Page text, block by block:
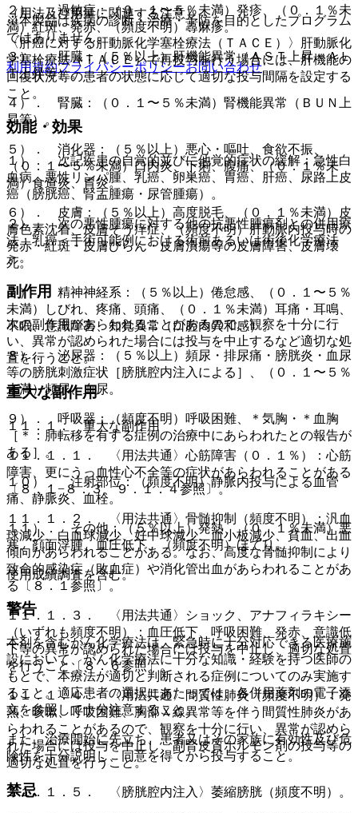
２）． 過敏症：（０．１〜５％未満）発疹、（０．１％未
満）紅斑、発赤、（頻度不明）蕁麻疹。
３）． 肝臓：（５％以上）肝機能異常（ＡＳＴ上昇・ＡＬ
Ｔ上昇等）。
４）． 腎臓：（０．１〜５％未満）腎機能異常（ＢＵＮ上
昇等）。
５）． 消化器：（５％以上）悪心・嘔吐、食欲不振、
（０．１〜５％未満）口内炎、下痢、腹痛、（０．１％未
満）食道炎、胃炎。
６）． 皮膚：（５％以上）高度脱毛、（０．１％未満）皮
膚色素沈着、皮膚そう痒症、（頻度不明）肝動脈内投与時の
発赤・紅斑・皮膚びらん・皮膚潰瘍等の皮膚障害、皮膚壊
死。
７）． 精神神経系：（５％以上）倦怠感、（０．１〜５％
未満）しびれ、疼痛、頭痛、（０．１％未満）耳痛・耳鳴、
不眠、意識障害、知覚異常（口腔内異和感）。
８）． 泌尿器：（５％以上）頻尿・排尿痛・膀胱炎・血尿
等の膀胱刺激症状［膀胱腔内注入による］、（０．１〜５％
未満）頻尿、血尿。
９）． 呼吸器：（頻度不明）呼吸困難、＊気胸・＊血胸
［＊：肺転移を有する症例の治療中にあらわれたとの報告が
ある］。
１０）． 注射部位：（頻度不明）静脈内投与による血管
痛、静脈炎、血栓。
１１）． その他：（５％以上）発熱、（０．１％未満）悪
寒、顔面浮腫、血圧低下、（頻度不明）ほてり。
使用成績調査を含む。
警告
本剤を含むがん化学療法は、緊急時に十分対応できる医療施
設において、がん化学療法に十分な知識・経験を持つ医師の
もとで、本療法が適切と判断される症例についてのみ実施す
ること。適応患者の選択にあたっては、各併用薬剤の電子添
文を参照して十分注意すること。
また、治療開始に先立ち、患者又はその家族に有効性及び危
険性を十分説明し、同意を得てから投与すること。
禁忌
（用法及び用量に関連する注意）
〈肝癌に対する肝動脈化学塞栓療法（ＴＡＣＥ）〉肝動脈化
学塞栓療法（ＴＡＣＥ）で再投与を行う場合には、肝機能の
回復状況等の患者の状態に応じて適切な投与間隔を設定する
こと。
効能・効果
１）． 次記疾患の自覚的並びに他覚的症状の緩解：急性白
血病、悪性リンパ腫、乳癌、卵巣癌、胃癌、肝癌、尿路上皮
癌（膀胱癌、腎盂腫瘍・尿管腫瘍）。
２）． 次の悪性腫瘍に対する他の抗悪性腫瘍剤との併用療
法：乳癌＜手術可能例における術前あるいは術後化学療法
＞。
副作用
次の副作用があらわれることがあるので、観察を十分に行
い、異常が認められた場合には投与を中止するなど適切な処
置を行うこと。
重大な副作用
１１．１． 重大な副作用
１１．１．１． 〈用法共通〉心筋障害（０．１％）：心筋
障害、更にうっ血性心不全等の症状があらわれることがある
〔８．１−８．３、９．１．４参照〕。
１１．１．２． 〈用法共通〉骨髄抑制（頻度不明）：汎血
球減少、白血球減少、好中球減少、血小板減少、貧血、出血
傾向があらわれることがある。なお、高度な骨髄抑制により
致命的感染症（敗血症）や消化管出血があらわれることがあ
る〔８．１参照〕。
１１．１．３． 〈用法共通〉ショック、アナフィラキシー
（いずれも頻度不明）：血圧低下、呼吸困難、発赤、意識低
下等の異常が認められた場合には投与を中止し、適切な処置
を行うこと〔８．６参照〕。
１１．１．４． 〈用法共通〉間質性肺炎（頻度不明）：発
熱、咳嗽、呼吸困難、胸部Ｘ線異常等を伴う間質性肺炎があ
らわれることがあるので、観察を十分に行い、異常が認めら
れた場合には投与を中止し、副腎皮質ホルモン剤の投与等の
適切な処置を行うこと。
１１．１．５． 〈膀胱腔内注入〉萎縮膀胱（頻度不明）。
※本製品は疾病の診断・治療・予防を目的としたプログラム
ではありません。
利用規約プライバシーポリシーお問い合わせ